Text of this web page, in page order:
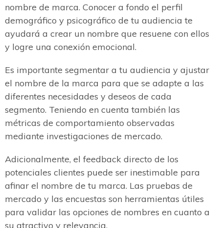
nombre de marca. Conocer a fondo el perfil
demográfico y psicográfico de tu audiencia te
ayudará a crear un nombre que resuene con ellos
y logre una conexión emocional.
Es importante segmentar a tu audiencia y ajustar
el nombre de la marca para que se adapte a las
diferentes necesidades y deseos de cada
segmento. Teniendo en cuenta también las
métricas de comportamiento observadas
mediante investigaciones de mercado.
Adicionalmente, el feedback directo de los
potenciales clientes puede ser inestimable para
afinar el nombre de tu marca. Las pruebas de
mercado y las encuestas son herramientas útiles
para validar las opciones de nombres en cuanto a
su atractivo y relevancia.